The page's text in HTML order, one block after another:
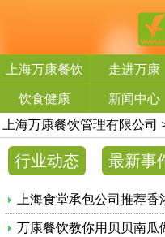
上海万康餐饮
管理有限公司
走进万康
饮食健康 新闻中心
上海万康餐饮管理有限公司
行业动态 最新事
上海食堂承包公司推荐
万康餐饮教你用贝贝南瓜